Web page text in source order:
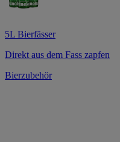
5L Bierfässer
Direkt aus dem Fass zapfen
Bierzubehör